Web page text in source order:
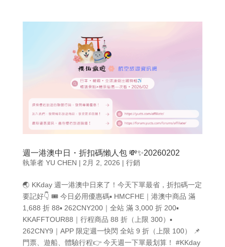
週一港澳中日・折扣碼懶人包 💸✨20260202
執筆者 YU CHEN | 2月 2, 2026 | 行銷
🌏 KKday 週一港澳中日來了！今天下單最省，折扣碼一定
要記好👇 🎟 今日必用優惠碼▪ HMCFHE｜港澳中商品 滿
1,688 折 88▪ 262CNY200｜全站 滿 3,000 折 200▪
KKAFFTOUR88｜行程商品 88 折（上限 300）▪
262CNY9｜APP 限定週一快閃 全站 9 折（上限 100） 📌
門票、遊船、體驗行程👉 今天週一下單最划算！ #KKday